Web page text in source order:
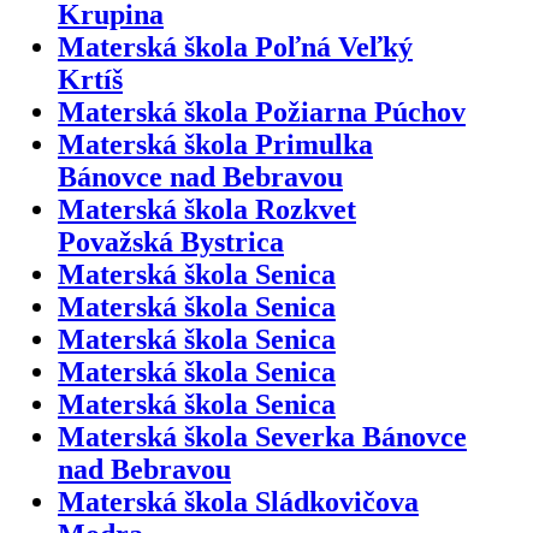
Krupina
Materská škola Poľná Veľký
Krtíš
Materská škola Požiarna Púchov
Materská škola Primulka
Bánovce nad Bebravou
Materská škola Rozkvet
Považská Bystrica
Materská škola Senica
Materská škola Senica
Materská škola Senica
Materská škola Senica
Materská škola Senica
Materská škola Severka Bánovce
nad Bebravou
Materská škola Sládkovičova